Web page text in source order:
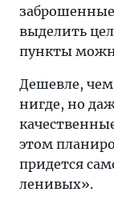
заброшенные
выделить
пункты
Дешевле, чем
нигде, но
этом
придется
ленивых».